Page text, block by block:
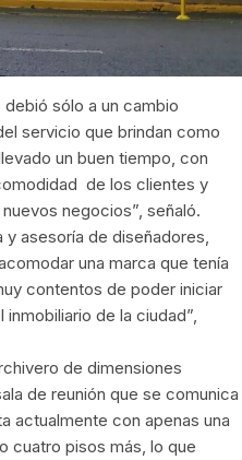
sólo a un cambio
servicio que brindan como
un buen tiempo, con
de los clientes y
negocios”, señaló.
y asesoría de diseñadores,
una marca que tenía
contentos de poder iniciar
de la ciudad”,
de dimensiones
de reunión que se comunica
actualmente con apenas una
cuatro pisos más, lo que